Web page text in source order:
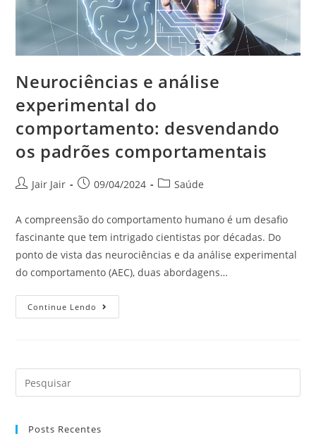
Neurociências e análise
experimental do
comportamento: desvendando
os padrões comportamentais
Jair Jair 09/04/2024 Saúde
A compreensão do comportamento humano é um desafio
fascinante que tem intrigado cientistas por décadas. Do
ponto de vista das neurociências e da análise experimental
do comportamento (AEC), duas abordagens…
Continue Lendo
Posts Recentes